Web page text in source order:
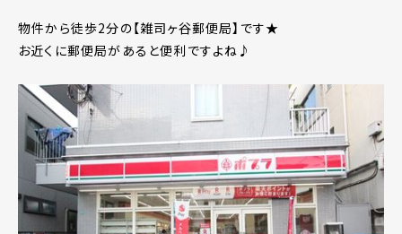
物件から徒歩2分の【雑司ヶ谷郵便局】です★
お近くに郵便局があると便利ですよね♪